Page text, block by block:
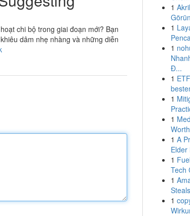
chi bộ trong giai đoạn mới? Bạn
dâm nhẹ nhàng và những diễn
1
1
1
Đ...
1
1
1
1 A
Elder
1
Tech
1
1